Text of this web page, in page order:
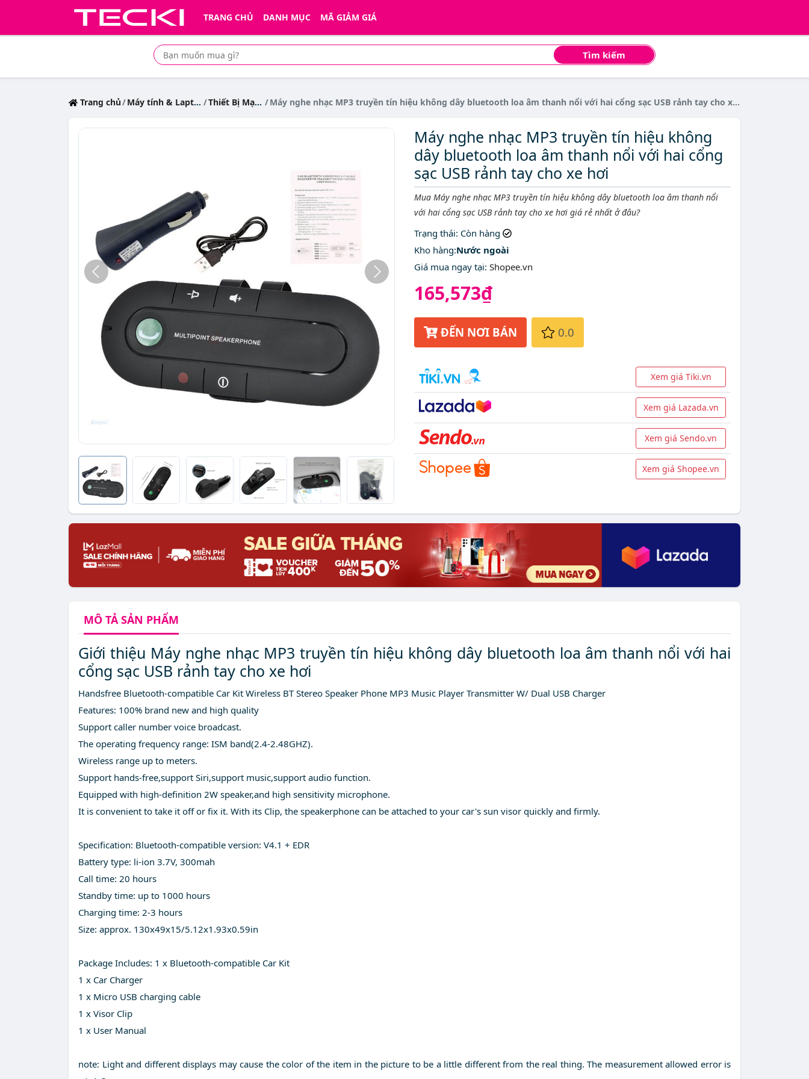
TRANG CHỦ DANH MỤC MÃ GIẢM GIÁ
Tìm kiếm
Tìm mua sản phẩm giá rẻ nhất
Trang chủ Máy tính & Laptop Thiết Bị Mạng Máy nghe nhạc MP3 truyền tín hiệu không dây bluetooth loa âm thanh nổi với hai cổng sạc USB rảnh tay cho xe hơi
Máy nghe nhạc MP3 truyền tín hiệu không
dây bluetooth loa âm thanh nổi với hai cổng
sạc USB rảnh tay cho xe hơi
Mô tả ngắn
Mua Máy nghe nhạc MP3 truyền tín hiệu không dây bluetooth loa âm thanh nổi
với hai cổng sạc USB rảnh tay cho xe hơi giá rẻ nhất ở đâu?
Trạng thái: Còn hàng
Kho hàng:Nước ngoài
Giá mua ngay tại: Shopee.vn
165,573₫
ĐẾN NƠI BÁN 0.0
Xem giá Tiki.vn
Xem giá Lazada.vn
Xem giá Sendo.vn
Xem giá Shopee.vn
MÔ TẢSẢN PHẨM
Giới thiệu Máy nghe nhạc MP3 truyền tín hiệu không dây bluetooth loa âm thanh nổi với hai
cổng sạc USB rảnh tay cho xe hơi
Handsfree Bluetooth-compatible Car Kit Wireless BT Stereo Speaker Phone MP3 Music Player Transmitter W/ Dual USB Charger
Features: 100% brand new and high quality
Support caller number voice broadcast.
The operating frequency range: ISM band(2.4-2.48GHZ).
Wireless range up to meters.
Support hands-free,support Siri,support music,support audio function.
Equipped with high-definition 2W speaker,and high sensitivity microphone.
It is convenient to take it off or fix it. With its Clip, the speakerphone can be attached to your car's sun visor quickly and firmly.
Specification: Bluetooth-compatible version: V4.1 + EDR
Battery type: li-ion 3.7V, 300mah
Call time: 20 hours
Standby time: up to 1000 hours
Charging time: 2-3 hours
Size: approx. 130x49x15/5.12x1.93x0.59in
Package Includes: 1 x Bluetooth-compatible Car Kit
1 x Car Charger
1 x Micro USB charging cable
1 x Visor Clip
1 x User Manual
note: Light and different displays may cause the color of the item in the picture to be a little different from the real thing. The measurement allowed error is